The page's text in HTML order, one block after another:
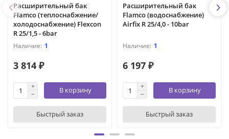
Расширительный бак
Flamco (теплоснабжение/
холодоснабжение) Flexcon
R 25/1,5 - 6bar
1
3 814 ₽
В корзину
Быстрый заказ
Расширительный бак
Flamco (водоснабжение)
Airfix R 25/4,0 - 10bar
1
6 197 ₽
В корзину
Быстрый заказ